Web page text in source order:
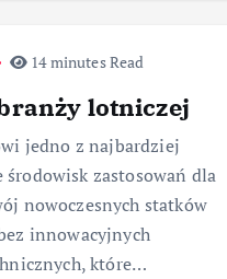
14 minutes Read
lotniczej
jedno z najbardziej
zastosowań dla
nowoczesnych statków
innowacyjnych
które…